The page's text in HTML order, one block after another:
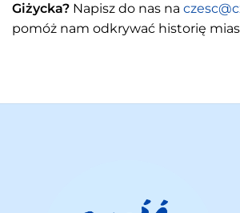
Giżycka? Napisz do nas na
pomóż nam odkrywać historię